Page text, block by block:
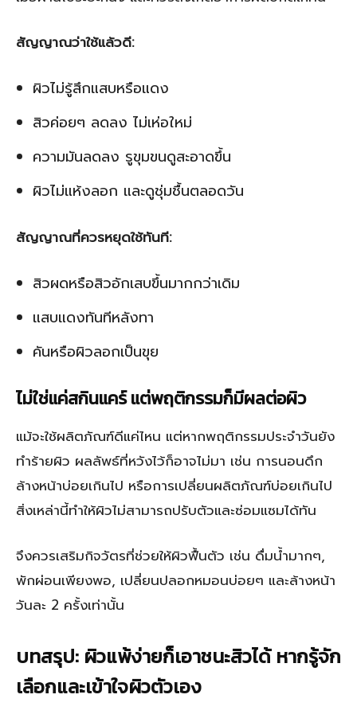
สัญญาณว่าใช้แล้วดี:
ผิวไม่รู้สึกแสบหรือแดง
สิวค่อยๆ ลดลง ไม่เห่อใหม่
ความมันลดลง รูขุมขนดูสะอาดขึ้น
ผิวไม่แห้งลอก และดูชุ่มชื้นตลอดวัน
สัญญาณที่ควรหยุดใช้ทันที:
สิวผดหรือสิวอักเสบขึ้นมากกว่าเดิม
แสบแดงทันทีหลังทา
คันหรือผิวลอกเป็นขุย
ไม่ใช่แค่สกินแคร์ แต่พฤติกรรมก็มีผลต่อผิว
แม้จะใช้ผลิตภัณฑ์ดีแค่ไหน แต่หากพฤติกรรมประจำวันยัง
ทำร้ายผิว ผลลัพธ์ที่หวังไว้ก็อาจไม่มา เช่น การนอนดึก
ล้างหน้าบ่อยเกินไป หรือการเปลี่ยนผลิตภัณฑ์บ่อยเกินไป
สิ่งเหล่านี้ทำให้ผิวไม่สามารถปรับตัวและซ่อมแซมได้ทัน
จึงควรเสริมกิจวัตรที่ช่วยให้ผิวฟื้นตัว เช่น ดื่มน้ำมากๆ,
พักผ่อนเพียงพอ, เปลี่ยนปลอกหมอนบ่อยๆ และล้างหน้า
วันละ 2 ครั้งเท่านั้น
บทสรุป: ผิวแพ้ง่ายก็เอาชนะสิวได้ หากรู้จัก
เลือกและเข้าใจผิวตัวเอง